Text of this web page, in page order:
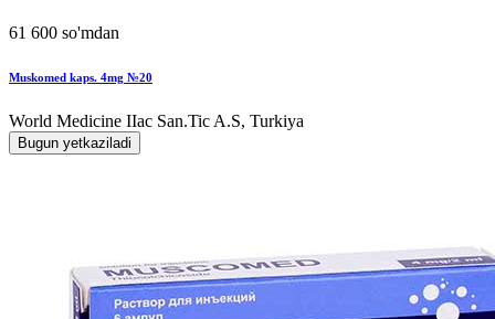
61 600 so'mdan
Muskomed kaps. 4mg №20
World Мedicine IIac San.Tic A.S, Turkiya
Bugun yetkaziladi